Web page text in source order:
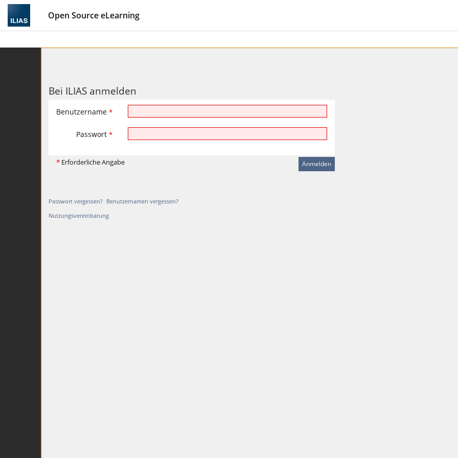
Open Source eLearning
Bei ILIAS anmelden
Benutzername *
Passwort *
* Erforderliche Angabe
Passwort vergessen? Benutzernamen vergessen?
Nutzungsvereinbarung